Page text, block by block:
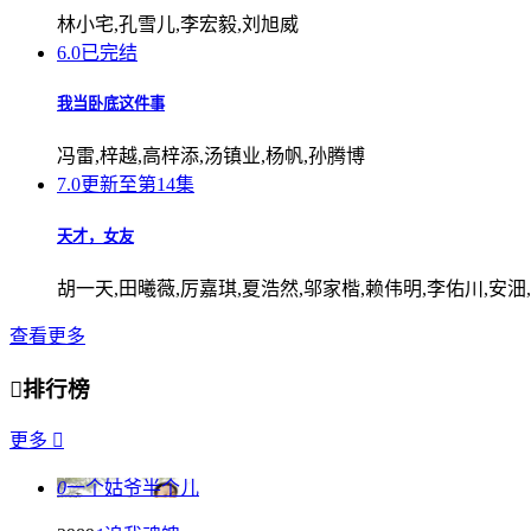
林小宅,孔雪儿,李宏毅,刘旭威
6.0已完结
我当卧底这件事
冯雷,梓越,高梓添,汤镇业,杨帆,孙腾博
7.0更新至第14集
天才，女友
胡一天,田曦薇,厉嘉琪,夏浩然,邬家楷,赖伟明,李佑川,安沺
查看更多
排行榜
更多 
0一个姑爷半个儿